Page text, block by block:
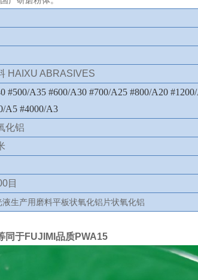
HAIXU ABRASIVES
#500/A35 #600/A30 #700/A25 #800/A20
A5 #4000/A3
化铝
目
液生产用磨料平板状氧化铝片状氧化铝
同于FUJIMI品质PWA15